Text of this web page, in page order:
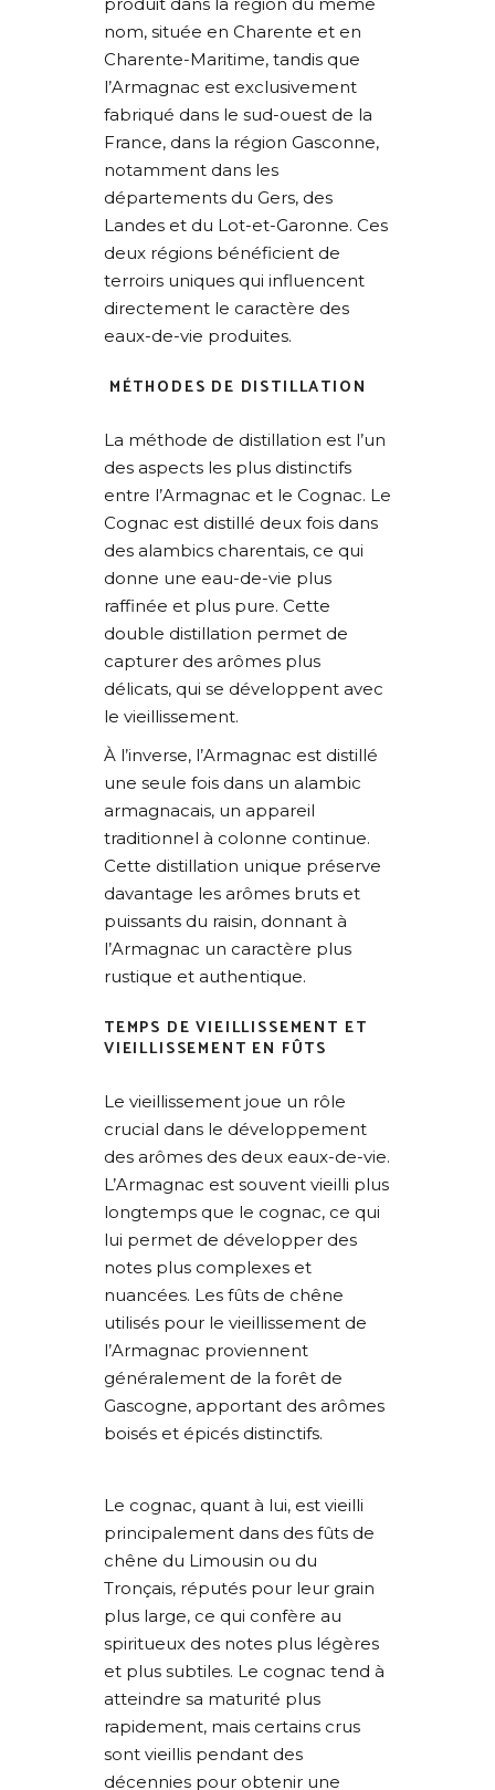
nom, située en Charente et en
Charente-Maritime, tandis que
l’Armagnac est exclusivement
fabriqué dans le sud-ouest de la
France, dans la région Gasconne,
notamment dans les
départements du Gers, des
Landes et du Lot-et-Garonne. Ces
deux régions bénéficient de
terroirs uniques qui influencent
directement le caractère des
eaux-de-vie produites.
MÉTHODES DE DISTILLATION
La méthode de distillation est l’un
des aspects les plus distinctifs
entre l’Armagnac et le Cognac. Le
Cognac est distillé deux fois dans
des alambics charentais, ce qui
donne une eau-de-vie plus
raffinée et plus pure. Cette
double distillation permet de
capturer des arômes plus
délicats, qui se développent avec
le vieillissement.
À l’inverse, l’Armagnac est distillé
une seule fois dans un alambic
armagnacais, un appareil
traditionnel à colonne continue.
Cette distillation unique préserve
davantage les arômes bruts et
puissants du raisin, donnant à
l’Armagnac un caractère plus
rustique et authentique.
TEMPS DE VIEILLISSEMENT ET
VIEILLISSEMENT EN FÛTS
Le vieillissement joue un rôle
crucial dans le développement
des arômes des deux eaux-de-vie.
L’Armagnac est souvent vieilli plus
longtemps que le cognac, ce qui
lui permet de développer des
notes plus complexes et
nuancées. Les fûts de chêne
utilisés pour le vieillissement de
l’Armagnac proviennent
généralement de la forêt de
Gascogne, apportant des arômes
boisés et épicés distinctifs.
Le cognac, quant à lui, est vieilli
principalement dans des fûts de
chêne du Limousin ou du
Tronçais, réputés pour leur grain
plus large, ce qui confère au
spiritueux des notes plus légères
et plus subtiles. Le cognac tend à
atteindre sa maturité plus
rapidement, mais certains crus
sont vieillis pendant des
décennies pour obtenir une